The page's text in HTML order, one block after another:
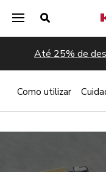
Até 25% de
Como utilizar